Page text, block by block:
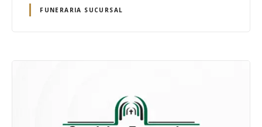
FUNERARIA SUCURSAL